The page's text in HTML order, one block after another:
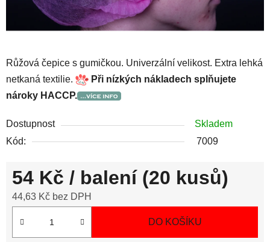
Růžová čepice s gumičkou. Univerzální velikost. Extra lehká
netkaná textilie.
Při nízkých nákladech splňujete
nároky HACCP.
Dostupnost
Skladem
Kód:
7009
54 Kč / balení (20 kusů)
44,63 Kč bez DPH
DO KOŠÍKU